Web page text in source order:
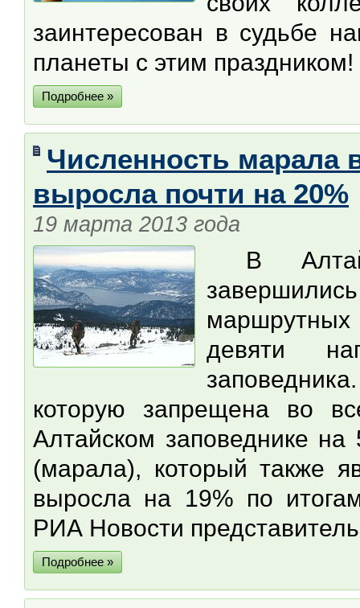
заинтересован в судьбе
планеты с этим праздником!
Подробнее »
Численность марала
выросла почти на 20%
19 марта 2013 года
В
девяти
которую запрещена во
Алтайском заповеднике на
(марала), который также
выросла на 19% по
РИА Новости
Подробнее »